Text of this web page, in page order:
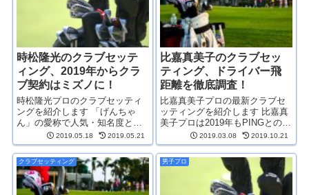
時松隆光のクラブセッテ
ィング、2019年からクラ
ブ契約はミズノに！
時松隆光プロのクラブセッティ
ングを紹介します 「げんちゃ
ん」の愛称で人気・知名度とも
に急上昇中の時松隆光プロ。キ
ャラクターとしては現在の男子
ツアーでいち押しの選手ですよ
ね そしてキャラクターだけでな
くゴルフの実力も兼ね備えてお
り...
2019.05.18 2019.05.21
比嘉真美子のクラブセッ
ティング、ドライバー飛
距離を徹底調査！
比嘉真美子プロの最新クラブセ
ッティングを紹介します 比嘉真
美子プロは2019年もPINGとのク
ラブ契約です。PINGのクラブは
注目度も高いだけにどんなクラ
ブセッティングになっているの
か気になる方も多いと思います
2019.03.08 2019.10.21
クラブセッティング 男子プロ